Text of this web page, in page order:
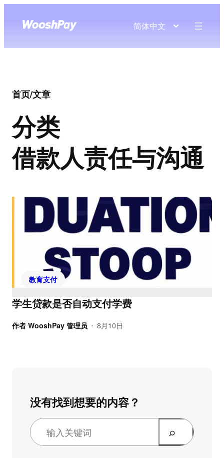
简体中文
首页/文章
分类
借款人责任与沟通
教育支付
学生贷款是否自动支付学费
作者 WooshPay 管理员 • 8月10日
没有找到想要的内容？